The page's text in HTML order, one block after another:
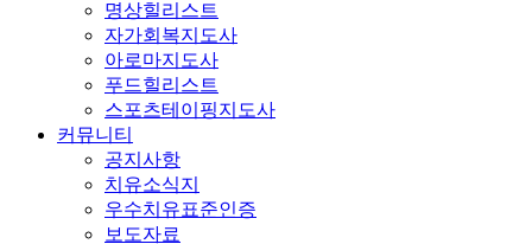
명상힐리스트
자가회복지도사
아로마지도사
푸드힐리스트
스포츠테이핑지도사
커뮤니티
공지사항
치유소식지
우수치유표준인증
보도자료